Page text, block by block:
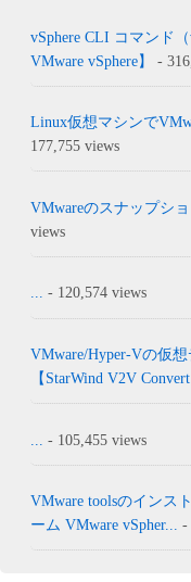
vSphere CLI コマンド
VMware vSphere】
-
Linux仮想マシンで
177,755 views
VMwareのスナップシ
views
... - 120,574 views
VMware/Hyper-Vの仮
【StarWind V2V
- 105,455 views
VMware toolsのインス
ーム VMware vSpher... -